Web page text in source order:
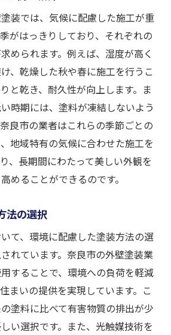
装では、気候に配慮した施工が重
がはっきりしており、それぞれの
められます。例えば、湿度が高く
、乾燥した秋や春に施工を行うこ
と乾き、耐久性が向上します。ま
時期には、塗料が凍結しないよう
良市の業者はこれらの季節ごとの
地域特有の気候に合わせた施工を
、長期間にわたって美しい外観を
めることができるのです。
法の選択
て、環境に配慮した塗装方法の選
れています。奈良市の外壁塗装業
することで、環境への負荷を軽減
まいの提供を実現しています。こ
塗料に比べて有害物質の排出が少
い選択です。また、光触媒技術を